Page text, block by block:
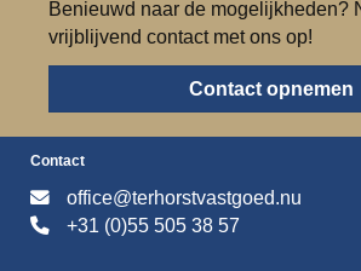
Benieuwd naar de mogelijkheden?
vrijblijvend contact met ons op!
Contact opnemen
Contact
office@terhorstvastgoed.nu
+31 (0)55 505 38 57